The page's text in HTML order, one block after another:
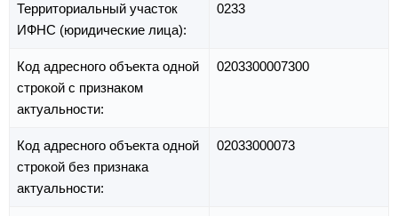
Территориальный участок
ИФНС (юридические лица):
0233
Код адресного объекта одной
строкой с признаком
актуальности:
0203300007300
Код адресного объекта одной
строкой без признака
актуальности:
02033000073